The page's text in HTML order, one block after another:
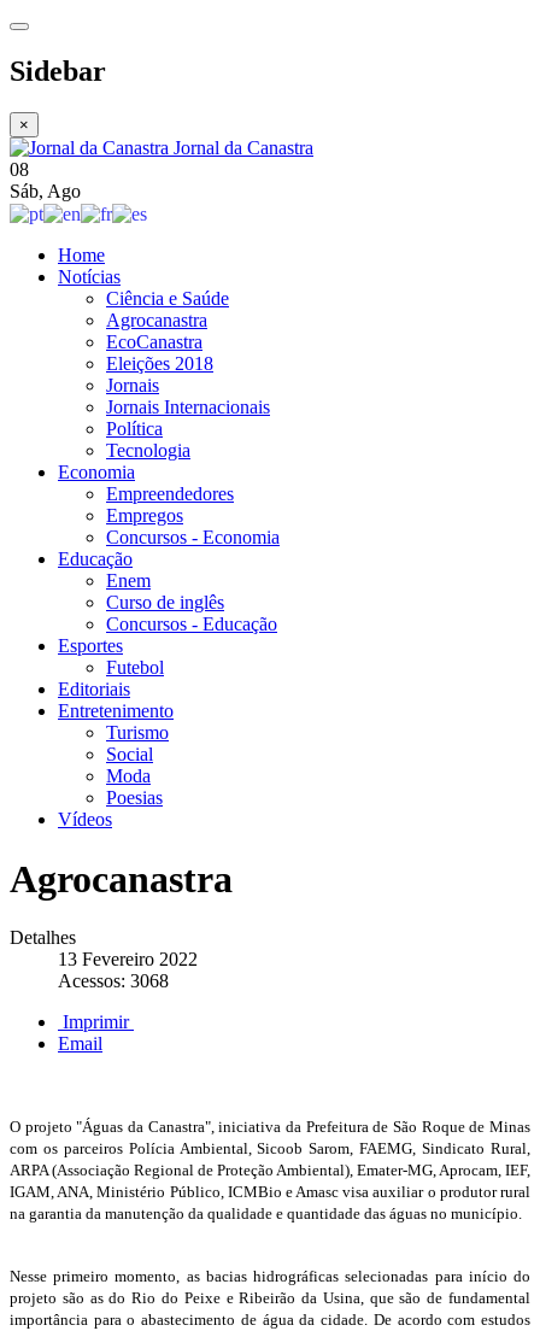
Sidebar
×
Jornal da Canastra
08
Sáb, Ago
Home
Notícias
Ciência e Saúde
Agrocanastra
EcoCanastra
Eleições 2018
Jornais
Jornais Internacionais
Política
Tecnologia
Economia
Empreendedores
Empregos
Concursos - Economia
Educação
Enem
Curso de inglês
Concursos - Educação
Esportes
Futebol
Editoriais
Entretenimento
Turismo
Social
Moda
Poesias
Vídeos
Agrocanastra
Detalhes
13 Fevereiro 2022
Acessos: 3068
Imprimir
Email
O projeto "Águas da Canastra", iniciativa da Prefeitura de São Roque de Minas
com os parceiros Polícia Ambiental, Sicoob Sarom, FAEMG, Sindicato Rural,
ARPA (Associação Regional de Proteção Ambiental), Emater-MG, Aprocam, IEF,
IGAM, ANA, Ministério Público, ICMBio e Amasc visa auxiliar o produtor rural
na garantia da manutenção da qualidade e quantidade das águas no município.
Nesse primeiro momento, as bacias hidrográficas selecionadas para início do
projeto são as do Rio do Peixe e Ribeirão da Usina, que são de fundamental
importância para o abastecimento de água da cidade. De acordo com estudos